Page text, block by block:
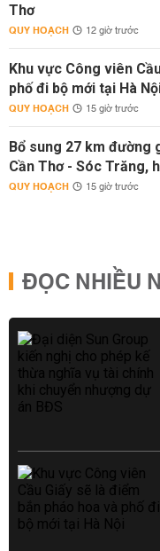
Thơ
QUY HOẠCH 12 giờ trước
Khu vực Công viên
phố đi bộ mới tại Hà
QUY HOẠCH 15 giờ trước
Bổ sung 27 km đường
Cần Thơ - Sóc Trăng,
QUY HOẠCH 15 giờ trước
ĐỌC NHIỀU